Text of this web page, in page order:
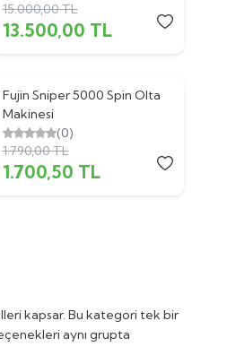
15.000,00TL
13.500,00 TL
%5
Fujin Sniper 5000 Spin Olta
Makinesi
(0)
1.790,00TL
1.700,50 TL
kapsar. Bu kategori tek bir
aynı grupta